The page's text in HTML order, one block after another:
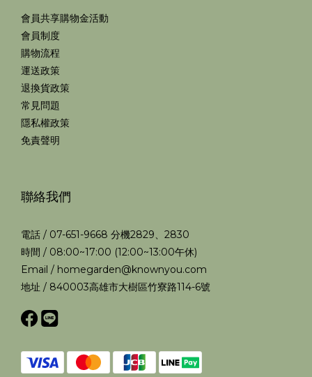
會員共享購物金活動
會員制度
購物流程
運送政策
退換貨政策
常見問題
隱私權政策
免責聲明
聯絡我們
電話 / 07-651-9668 分機2829、2830
時間 / 08:00~17:00 (12:00~13:00午休)
Email / homegarden@knownyou.com
地址 / 840003高雄市大樹區竹寮路114-6號